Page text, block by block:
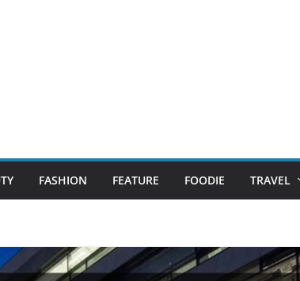
FASHION FEATURE FOODIE TRAVEL